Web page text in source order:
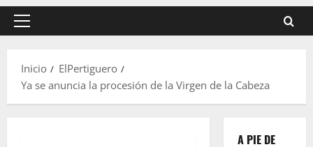
Menú
Inicio
ElPertiguero
Ya se anuncia la procesión de la Virgen de la Cabeza
A PIE DE